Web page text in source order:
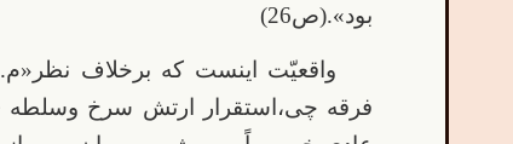
بود».(ص26)
واقعیّت اینست که برخلاف
فرقه چی،استقرار ارتش سرخ وسلطه